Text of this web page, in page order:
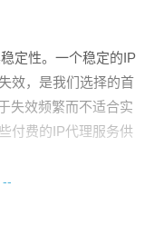
定性。一个稳定的IP
效，是我们选择的首
失效频繁而不适合实
付费的IP代理服务供
--